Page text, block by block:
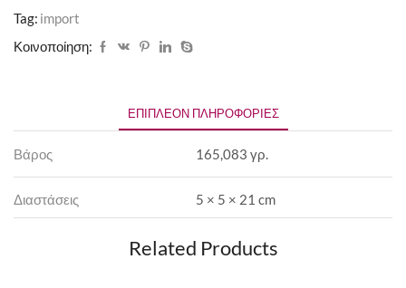
Tag: import
Κοινοποίηση:
ΕΠΙΠΛΈΟΝ ΠΛΗΡΟΦΟΡΊΕΣ
Βάρος 165,083 γρ.
Διαστάσεις 5 × 5 × 21 cm
Related Products